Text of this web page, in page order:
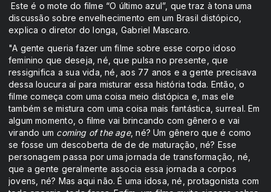
Este é o mote do filme “O último azul”, que traz à tona uma
discussão sobre envelhecimento em um Brasil distópico,
explica o diretor do longa, Gabriel Mascaro.
"A gente queria fazer um filme sobre esse corpo idoso
feminino que deseja, né, que pulsa no presente, que
ressignifica a sua vida, né, aos 77 anos e a gente precisava
dessa loucura aí para misturar essa história toda. Então, o
filme começa com uma coisa meio distópica e, mas ele
também se mistura com uma coisa mais fantástica, surreal. Em
algum momento, o filme vai brincando com gênero e vai
virando um coming of the age, né? Um gênero que é como
se fosse um descoberta de de de maturação, né? Esse
personagem passa por uma jornada de transformação, né,
que a gente geralmente associa essa jornada a corpos
jovens, né? Mas aqui não. É uma idosa, né, protagonista com